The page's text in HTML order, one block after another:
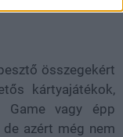
összegekért
kártyajátékok,
Game vagy épp
de azért még nem